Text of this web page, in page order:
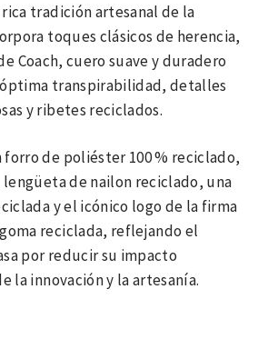
rica tradición artesanal de la
toques clásicos de herencia,
Coach, cuero suave y duradero
transpirabilidad, detalles
y ribetes reciclados.
forro de poliéster 100 % reciclado,
de nailon reciclado, una
y el icónico logo de la firma
reciclada, reflejando el
por reducir su impacto
la innovación y la artesanía.